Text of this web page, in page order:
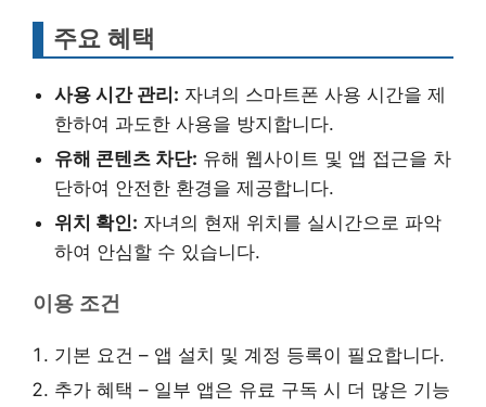
주요 혜택
사용 시간 관리: 자녀의 스마트폰 사용 시간을 제
한하여 과도한 사용을 방지합니다.
유해 콘텐츠 차단: 유해 웹사이트 및 앱 접근을 차
단하여 안전한 환경을 제공합니다.
위치 확인: 자녀의 현재 위치를 실시간으로 파악
하여 안심할 수 있습니다.
이용 조건
기본 요건 – 앱 설치 및 계정 등록이 필요합니다.
추가 혜택 – 일부 앱은 유료 구독 시 더 많은 기능